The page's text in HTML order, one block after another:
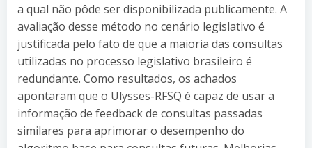
a qual não pôde ser disponibilizada publicamente. A
avaliação desse método no cenário legislativo é
justificada pelo fato de que a maioria das consultas
utilizadas no processo legislativo brasileiro é
redundante. Como resultados, os achados
apontaram que o Ulysses-RFSQ é capaz de usar a
informação de feedback de consultas passadas
similares para aprimorar o desempenho do